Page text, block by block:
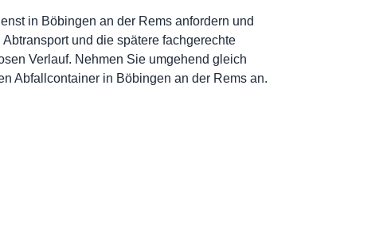
in Böbingen an der Rems anfordern und
und die spätere fachgerechte
Verlauf. Nehmen Sie umgehend gleich
Abfallcontainer in Böbingen an der Rems an.